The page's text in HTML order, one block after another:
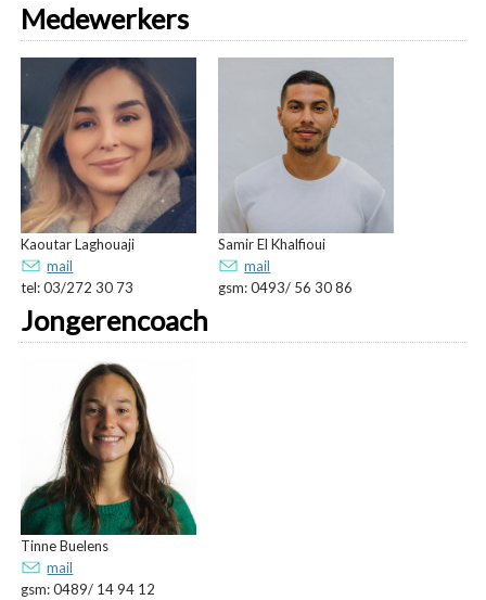
Medewerkers
Kaoutar Laghouaji
mail
tel: 03/272 30 73
Samir El Khalfioui
mail
gsm: 0493/ 56 30 86
Jongerencoach
Tinne Buelens
mail
gsm: 0489/ 14 94 12